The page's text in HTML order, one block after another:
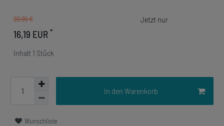
20,99 €
16,19 EUR *
Inhalt 1 Stück
In den Warenkorb
Wunschliste